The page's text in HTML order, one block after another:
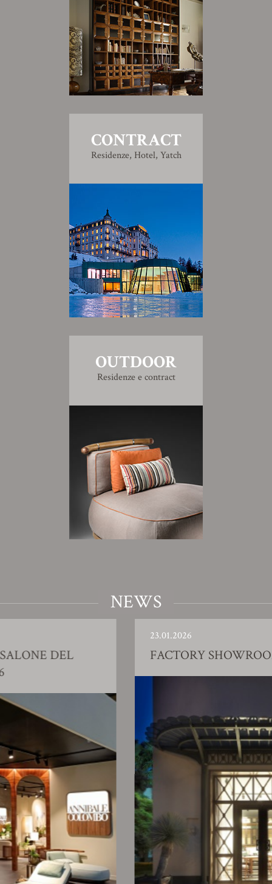
CONTRACT
Residenze, Hotel, Yatch
OUTDOOR
Residenze e contract
NEWS
DEL FACTORY SHOWROOM